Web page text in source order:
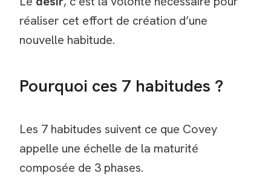
réaliser cet effort de création d’une
nouvelle habitude.
Pourquoi ces 7 habitudes ?
Les 7 habitudes suivent ce que Covey
appelle une échelle de la maturité
composée de 3 phases.